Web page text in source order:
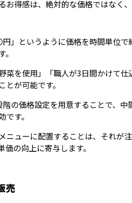
お得感は、絶対的な価格ではなく
」というように価格を時間単位
菜を使用」「職人が3日間かけて
が可能です。
の価格設定を用意することで、
す。
ニューに配置することは、それが
の向上に寄与します。
売